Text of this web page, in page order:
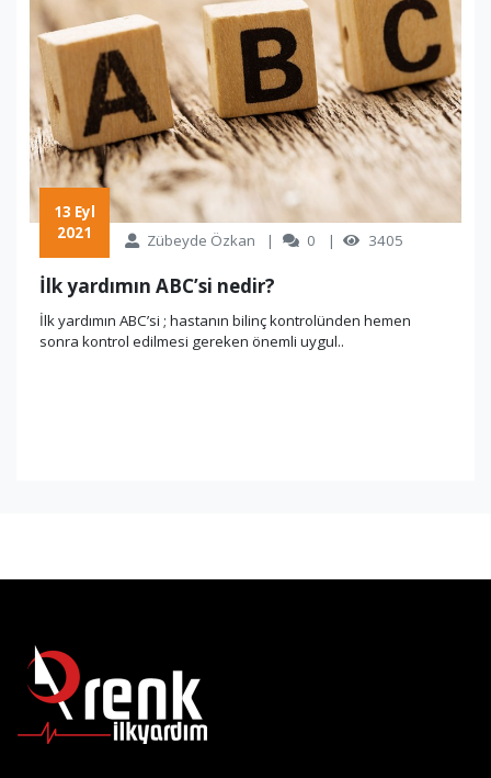
Zübeyde Özkan 0 3405
2021
İlk yardımın ABC’si nedir?
İlk yardımın ABC’si ; hastanın bilinç kontrolünden hemen
sonra kontrol edilmesi gereken önemli uygul..